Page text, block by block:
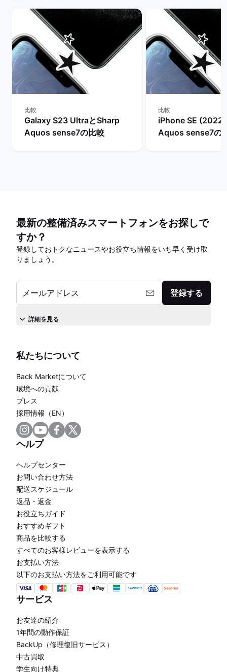
比較
Galaxy S23 UltraとSharp
Aquos sense7の比較
比較
iPhone SE
Aquos sense7の
最新の整備済みスマートフォンをお探しで
すか？
登録しておトクなニュースやお役立ち情報をいち早く受け取
りましょう。
メールアドレス 登録する
詳細を見る
私たちについて
Back Marketについて
環境への貢献
プレス
採用情報（EN）
ヘルプ
ヘルプセンター
お問い合わせ方法
配送スケジュール
返品・返金
お役立ちガイド
おすすめギフト
商品を比較する
すべてのお客様レビューを表示する
お支払い方法
以下のお支払い方法をご利用可能です
サービス
お友達の紹介
1年間の動作保証
BackUp（修理復旧サービス）
中古買取
学生向け特典